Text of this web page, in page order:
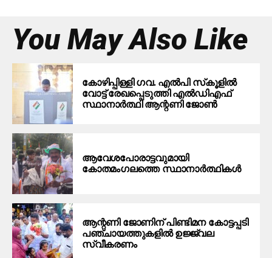
You May Also Like
കോഴിപ്പിള്ളി ഗവ. എല്‍പി സ്‌കൂളില്‍
വോട്ട് രേഖപ്പെടുത്തി എല്‍ഡിഎഫ്
സ്ഥാനാര്‍ത്ഥി ആന്റണി ജോണ്‍
ആവേശപോരാട്ടവുമായി
കോതമംഗലത്തെ സ്ഥാനാര്‍ത്ഥികള്‍
ആന്റണി ജോണിന് പിണ്ടിമന കോട്ടപ്പടി
പഞ്ചായത്തുകളിൽ ഉജ്ജ്വല
സ്വീകരണം